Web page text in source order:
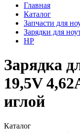
Главная
Каталог
Запчасти для
Зарядки для
HP
Зарядка
19,5V
иглой
Каталог